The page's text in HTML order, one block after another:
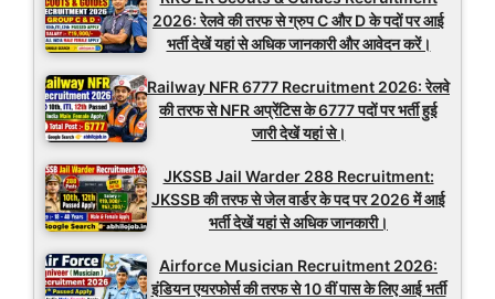
2026: रेलवे की तरफ से ग्रुप C और D के पदों पर आई
भर्ती देखें यहां से अधिक जानकारी और आवेदन करें।
Railway NFR 6777 Recruitment 2026: रेलवे
की तरफ से NFR अप्रेंटिस के 6777 पदों पर भर्ती हुई
जारी देखें यहां से।
JKSSB Jail Warder 288 Recruitment:
JKSSB की तरफ से जेल वार्डर के पद पर 2026 में आई
भर्ती देखें यहां से अधिक जानकारी।
Airforce Musician Recruitment 2026:
इंडियन एयरफोर्स की तरफ से 10 वीं पास के लिए आई भर्ती